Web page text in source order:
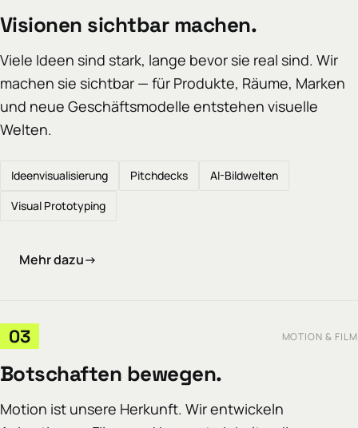
Visionen sichtbar machen.
Viele Ideen sind stark, lange bevor sie real sind. Wir
machen sie sichtbar — für Produkte, Räume, Marken
und neue Geschäftsmodelle entstehen visuelle
Welten.
Ideenvisualisierung Pitchdecks
AI-Bildwelten
Visual Prototyping
Mehr dazu→
03 MOTION & FILM
Botschaften bewegen.
Motion ist unsere Herkunft. Wir entwickeln